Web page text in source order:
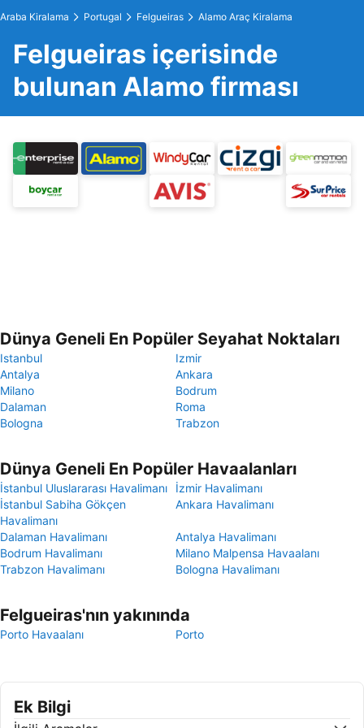
Araba Kiralama Portugal Felgueiras Alamo Araç Kiralama
Felgueiras içerisinde
bulunan Alamo firması
Dünya Geneli En Popüler Seyahat Noktaları
Istanbul
Izmir
Antalya
Ankara
Milano
Bodrum
Dalaman
Roma
Bologna
Trabzon
Dünya Geneli En Popüler Havaalanları
İstanbul Uluslararası Havalimanı
İzmir Havalimanı
İstanbul Sabiha Gökçen
Havalimanı
Ankara Havalimanı
Dalaman Havalimanı
Antalya Havalimanı
Bodrum Havalimanı
Milano Malpensa Havaalanı
Trabzon Havalimanı
Bologna Havalimanı
Felgueiras'nın yakınında
Porto Havaalanı Porto
Ek Bilgi